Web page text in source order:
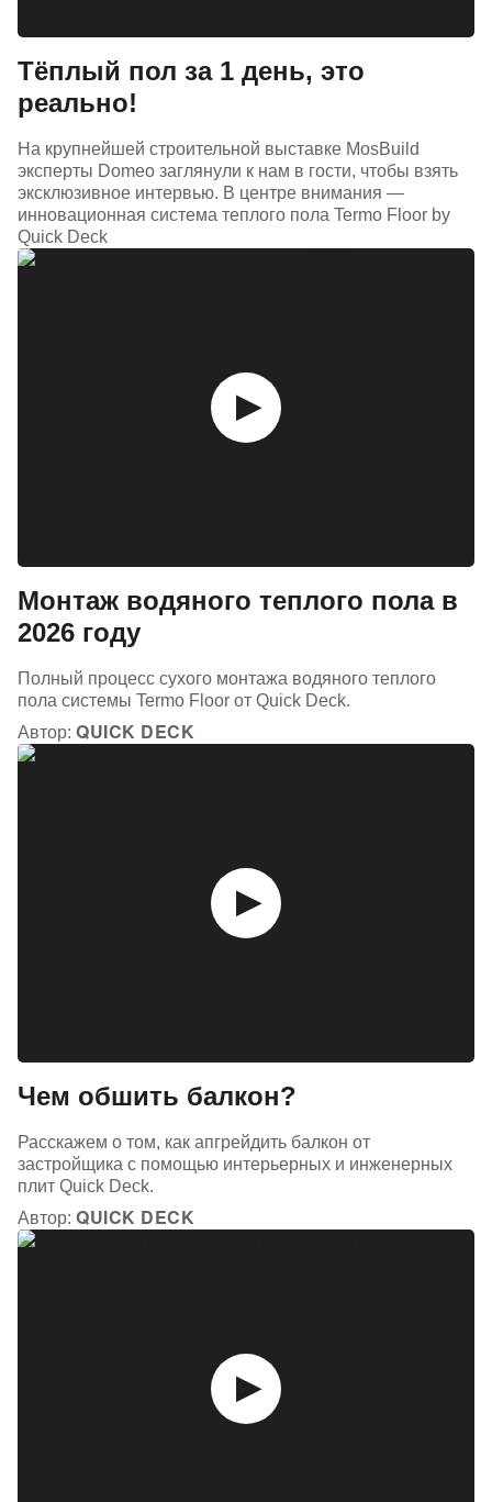
Тёплый пол за 1 день, это
реально!
На крупнейшей строительной выставке MosBuild
эксперты Domeo заглянули к нам в гости, чтобы взять
эксклюзивное интервью. В центре внимания —
инновационная система теплого пола Termo Floor by
Quick Deck
Монтаж водяного теплого пола в
2026 году
Полный процесс сухого монтажа водяного теплого
пола системы Termo Floor от Quick Deck.
Автор: QUICK DECK
Чем обшить балкон?
Расскажем о том, как апгрейдить балкон от
застройщика с помощью интерьерных и инженерных
плит Quick Deck.
Автор: QUICK DECK